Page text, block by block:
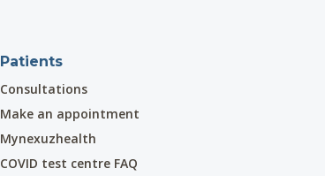
Patients
Consultations
Make an appointment
Mynexuzhealth
COVID test centre FAQ